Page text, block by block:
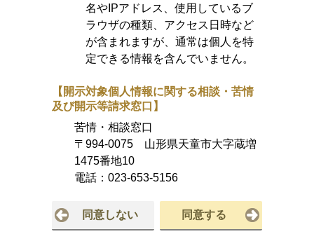
名やIPアドレス、使用しているブ
ラウザの種類、アクセス日時など
が含まれますが、通常は個人を特
定できる情報を含んでいません。
【開示対象個人情報に関する相談・苦情
及び開示等請求窓口】
苦情・相談窓口
〒994-0075 山形県天童市大字蔵増
1475番地10
電話： 023-653-5156
同意しない 同意する